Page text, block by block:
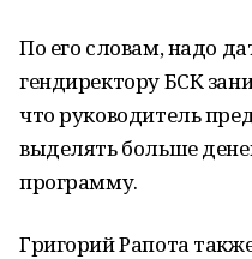
По его словам, надо
гендиректору БСК
что руководитель
выделять больше
программу.
Григорий Рапота